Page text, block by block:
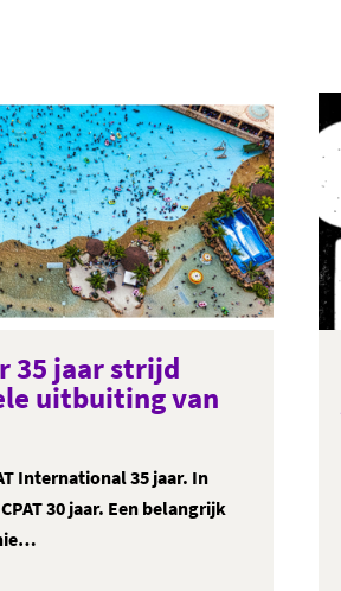
35 jaar strijd
uitbuiting van
International 35 jaar. In
30 jaar. Een belangrijk